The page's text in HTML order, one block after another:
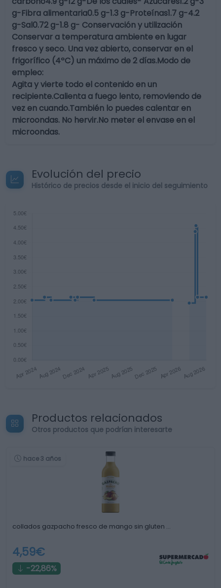
g-Fibra alimentaria0.5 g-1.3 g-Proteínas1.7 g-4.2
g-Sal0.72 g-1.8 g- Conservación y utilización
Conservar a temperatura ambiente en lugar
fresco y seco. Una vez abierto, conservar en el
frigorífico (4ºC) un máximo de 2 días.Modo de
empleo:
Agita y vierte todo el contenido en un
recipiente.Calienta a fuego lento, removiendo de
vez en cuando.También lo puedes calentar en
microondas. No hervir.No meter el envase en el
microondas.
Evolución del precio
Histórico de precios desde el inicio del seguimiento
Productos relacionados
Otros productos que podrían interesarte
hace 3 años
collados gazpacho fresco de mango sin gluten …
4,59€
-22,86%